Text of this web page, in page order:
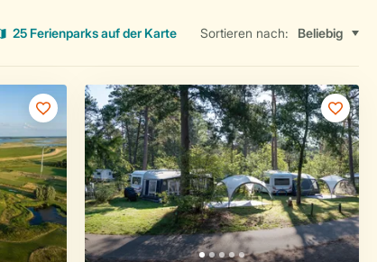
25 Ferienparks auf der Karte Sortieren nach: